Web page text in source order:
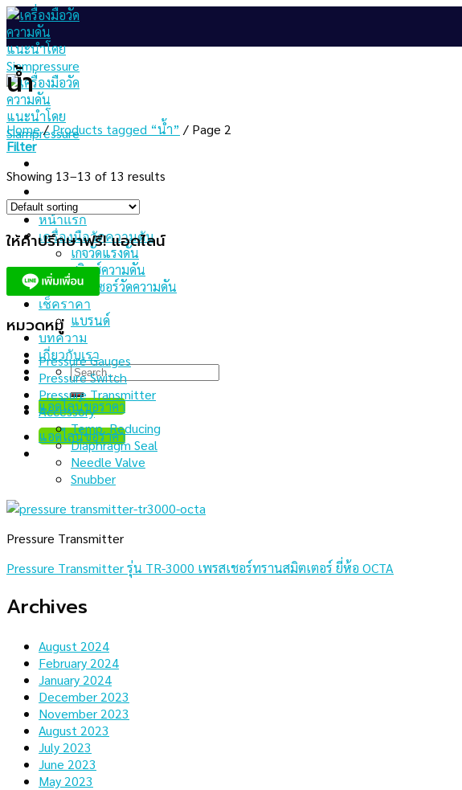
Skip
to
content
หน้าแรก
เครื่องมือวัดความดัน
เกจวัดแรงดัน
สวิทช์ความดัน
เซนเซอร์วัดความดัน
เช็คราคา
แบรนด์
บทความ
เกี่ยวกับเรา
Search
for:
แอดไลน์ขอราคา
แอดไลน์ขอราคา
น้ำ
Home/Products tagged “น้ำ” / Page 2
Filter
Showing 13–13 of 13 results
ให้คำปรึกษาฟรี! แอดไลน์
หมวดหมู่
Pressure Gauges
Pressure Switch
Pressure Transmitter
Accessory
Temp. Reducing
Diaphragm Seal
Needle Valve
Snubber
Pressure Transmitter
Pressure Transmitter รุ่น TR-3000 เพรสเชอร์ทรานสมิตเตอร์ ยี่ห้อ OCTA
Archives
August 2024
February 2024
January 2024
December 2023
November 2023
August 2023
July 2023
June 2023
May 2023